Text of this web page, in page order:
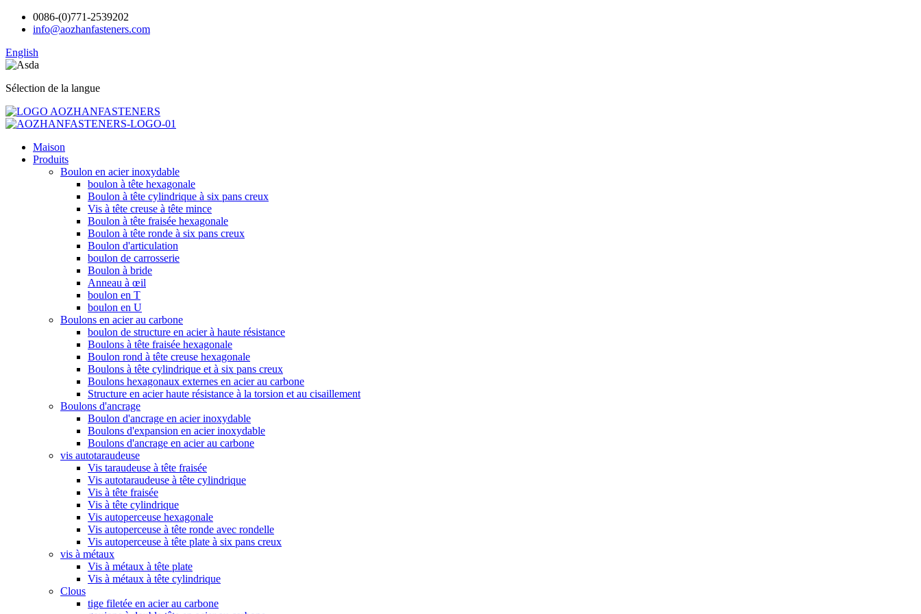
0086-(0)771-2539202
info@aozhanfasteners.com
English
Sélection de la langue
Maison
Produits
Boulon en acier inoxydable
boulon à tête hexagonale
Boulon à tête cylindrique à six pans creux
Vis à tête creuse à tête mince
Boulon à tête fraisée hexagonale
Boulon à tête ronde à six pans creux
Boulon d'articulation
boulon de carrosserie
Boulon à bride
Anneau à œil
boulon en T
boulon en U
Boulons en acier au carbone
boulon de structure en acier à haute résistance
Boulons à tête fraisée hexagonale
Boulon rond à tête creuse hexagonale
Boulons à tête cylindrique et à six pans creux
Boulons hexagonaux externes en acier au carbone
Structure en acier haute résistance à la torsion et au cisaillement
Boulons d'ancrage
Boulon d'ancrage en acier inoxydable
Boulons d'expansion en acier inoxydable
Boulons d'ancrage en acier au carbone
vis autotaraudeuse
Vis taraudeuse à tête fraisée
Vis autotaraudeuse à tête cylindrique
Vis à tête fraisée
Vis à tête cylindrique
Vis autoperceuse hexagonale
Vis autoperceuse à tête ronde avec rondelle
Vis autoperceuse à tête plate à six pans creux
vis à métaux
Vis à métaux à tête plate
Vis à métaux à tête cylindrique
Clous
tige filetée en acier au carbone